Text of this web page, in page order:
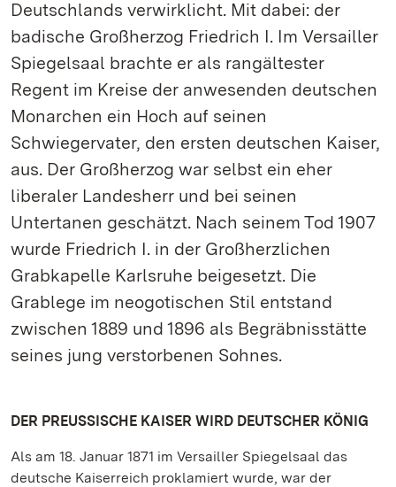
Deutschlands verwirklicht. Mit dabei: der
badische Großherzog Friedrich I. Im Versailler
Spiegelsaal brachte er als rangältester
Regent im Kreise der anwesenden deutschen
Monarchen ein Hoch auf seinen
Schwiegervater, den ersten deutschen Kaiser,
aus. Der Großherzog war selbst ein eher
liberaler Landesherr und bei seinen
Untertanen geschätzt. Nach seinem Tod 1907
wurde Friedrich I. in der Großherzlichen
Grabkapelle Karlsruhe beigesetzt. Die
Grablege im neogotischen Stil entstand
zwischen 1889 und 1896 als Begräbnisstätte
seines jung verstorbenen Sohnes.
DER PREUSSISCHE KAISER WIRD DEUTSCHER KÖNIG
Als am 18. Januar 1871 im Versailler Spiegelsaal das
deutsche Kaiserreich proklamiert wurde, war der